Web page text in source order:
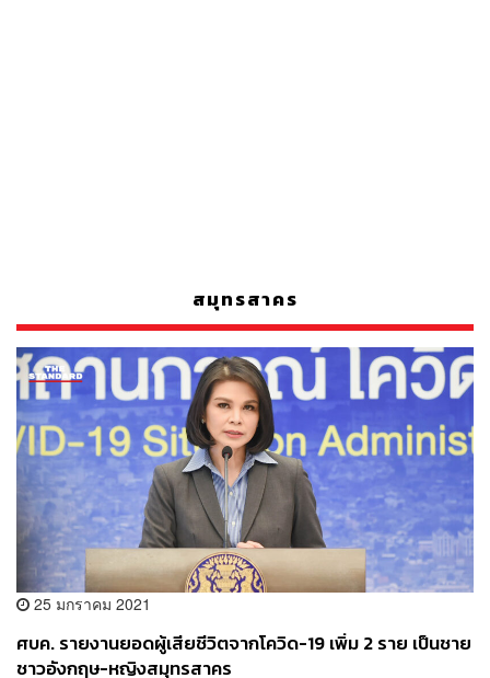
สมุทรสาคร
25 มกราคม 2021
ศบค. รายงานยอดผู้เสียชีวิตจากโควิด-19 เพิ่ม 2 ราย เป็นชาย
ชาวอังกฤษ-หญิงสมุทรสาคร